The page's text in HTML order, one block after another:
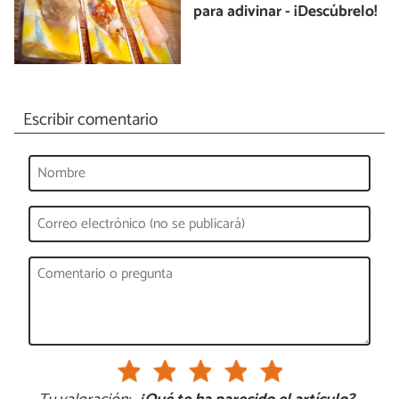
para adivinar - ¡Descúbrelo!
Escribir comentario